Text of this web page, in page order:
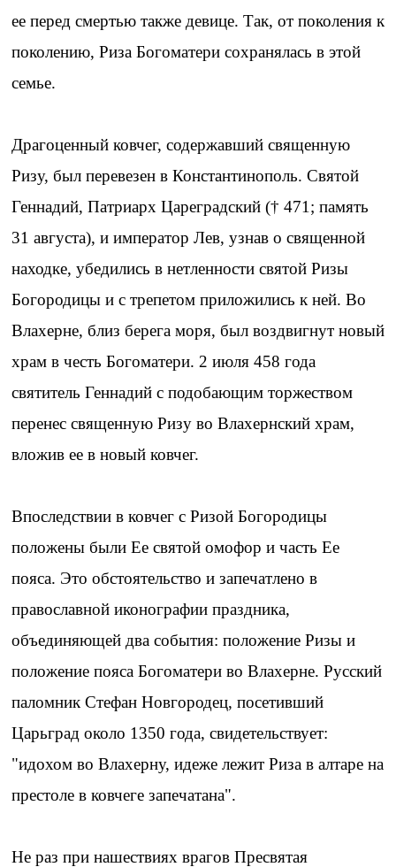
ее перед смертью также девице. Так, от поколения к
поколению, Риза Богоматери сохранялась в этой
семье.
Драгоценный ковчег, содержавший священную
Ризу, был перевезен в Константинополь. Святой
Геннадий, Патриарх Цареградский († 471; память
31 августа), и император Лев, узнав о священной
находке, убедились в нетленности святой Ризы
Богородицы и с трепетом приложились к ней. Во
Влахерне, близ берега моря, был воздвигнут новый
храм в честь Богоматери. 2 июля 458 года
святитель Геннадий с подобающим торжеством
перенес священную Ризу во Влахернский храм,
вложив ее в новый ковчег.
Впоследствии в ковчег с Ризой Богородицы
положены были Ее святой омофор и часть Ее
пояса. Это обстоятельство и запечатлено в
православной иконографии праздника,
объединяющей два события: положение Ризы и
положение пояса Богоматери во Влахерне. Русский
паломник Стефан Новгородец, посетивший
Царьград около 1350 года, свидетельствует:
"идохом во Влахерну, идеже лежит Риза в алтаре на
престоле в ковчеге запечатана".
Не раз при нашествиях врагов Пресвятая